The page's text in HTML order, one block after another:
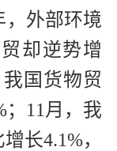
，外部环境
却逆势增
国货物贸
；11月，我
长4.1%，